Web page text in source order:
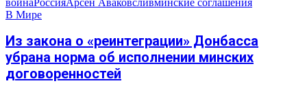
войнаРоссияАрсен Аваковсливминские соглашения
В Мире
Из закона о «реинтеграции» Донбасса
убрана норма об исполнении минских
договоренностей